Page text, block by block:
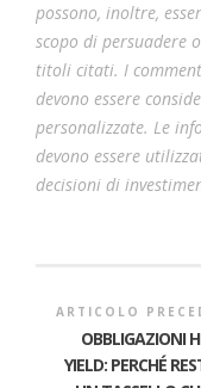
possono, inoltre,
scopo di persuadere
titoli citati. I
devono essere
personalizzate. Le
devono essere
decisioni di
ARTICOLO
OBBLIGAZIONI
YIELD: PERCHÉ